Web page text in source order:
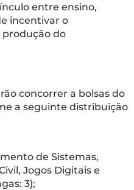
entre ensino,
incentivar o
do
concorrer a bolsas do
a seguinte distribuição
de Sistemas,
Jogos Digitais e
3);